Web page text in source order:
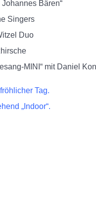
Bären“
Singers
Duo
MINI“ mit Daniel
Tag.
„Indoor“.